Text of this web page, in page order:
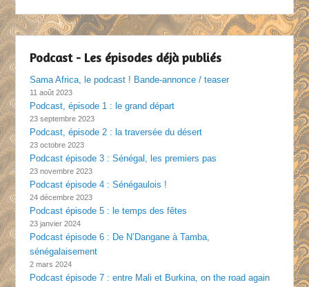
Podcast - Les épisodes déjà publiés
Sama Africa, le podcast ! Bande-annonce / teaser
11 août 2023
Podcast, épisode 1 : le grand départ
23 septembre 2023
Podcast, épisode 2 : la traversée du désert
23 octobre 2023
Podcast épisode 3 : Sénégal, les premiers pas
23 novembre 2023
Podcast épisode 4 : Sénégaulois !
24 décembre 2023
Podcast épisode 5 : le temps des fêtes
23 janvier 2024
Podcast épisode 6 : De N’Dangane à Tamba,
sénégalaisement
2 mars 2024
Podcast épisode 7 : entre Mali et Burkina, on the road again